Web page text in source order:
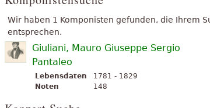
Wir haben 1 Komponisten gefunden, die Ihrem
entsprechen.
Giuliani, Mauro Giuseppe Sergio
Pantaleo
Lebensdaten
1781 - 1829
Noten
148